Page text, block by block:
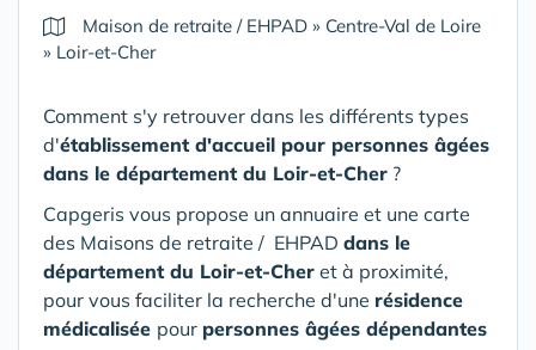
Maison de retraite / EHPAD » Centre-Val de Loire
» Loir-et-Cher
Comment s'y retrouver dans les différents types
d'établissement d'accueil pour personnes âgées
dans le département du Loir-et-Cher ?
Capgeris vous propose un annuaire et une carte
des Maisons de retraite / EHPAD dans le
département du Loir-et-Cher et à proximité,
pour vous faciliter la recherche d'une résidence
médicalisée pour personnes âgées dépendantes